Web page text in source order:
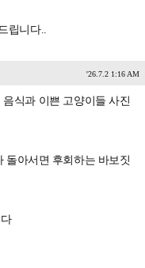
립니다..
'26.7.2 1:16 AM
식과 이쁜 고양이들 사진
돌아서면 후회하는 바보짓